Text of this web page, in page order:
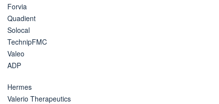
Forvia
Quadient
Solocal
TechnipFMC
Valeo
ADP
Hermes
Valerio Therapeutics